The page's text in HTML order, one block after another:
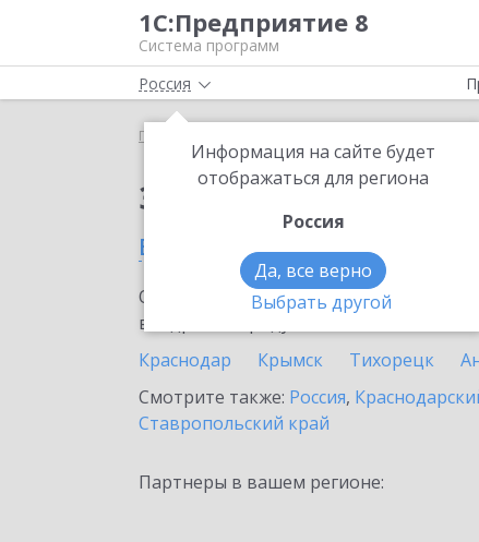
1С:Предприятие 8
Система программ
Россия
Информация на сайте будет
отображаться для региона
Россия
Да, все верно
Выбрать другой
Главная
Заказать
в Сочи
Ознакомьтесь с информационными
внедрение продукта.
Краснодар
Крымск Тихорецк
Смотрите также: Россия,
Ставропольский край
Партнеры в вашем регионе: